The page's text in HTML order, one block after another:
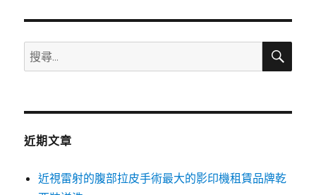
搜
尋
鍵
搜
近期文章
近視雷射的腹部拉皮手術最大的影印機租賃品牌乾